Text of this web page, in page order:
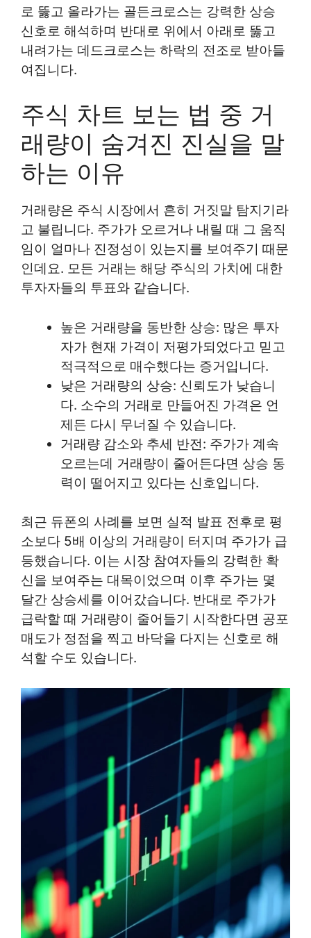
로 뚫고 올라가는 골든크로스는 강력한 상승
신호로 해석하며 반대로 위에서 아래로 뚫고
내려가는 데드크로스는 하락의 전조로 받아들
여집니다.
주식 차트 보는 법 중 거
래량이 숨겨진 진실을 말
하는 이유
거래량은 주식 시장에서 흔히 거짓말 탐지기라
고 불립니다. 주가가 오르거나 내릴 때 그 움직
임이 얼마나 진정성이 있는지를 보여주기 때문
인데요. 모든 거래는 해당 주식의 가치에 대한
투자자들의 투표와 같습니다.
높은 거래량을 동반한 상승: 많은 투자
자가 현재 가격이 저평가되었다고 믿고
적극적으로 매수했다는 증거입니다.
낮은 거래량의 상승: 신뢰도가 낮습니
다. 소수의 거래로 만들어진 가격은 언
제든 다시 무너질 수 있습니다.
거래량 감소와 추세 반전: 주가가 계속
오르는데 거래량이 줄어든다면 상승 동
력이 떨어지고 있다는 신호입니다.
최근 듀폰의 사례를 보면 실적 발표 전후로 평
소보다 5배 이상의 거래량이 터지며 주가가 급
등했습니다. 이는 시장 참여자들의 강력한 확
신을 보여주는 대목이었으며 이후 주가는 몇
달간 상승세를 이어갔습니다. 반대로 주가가
급락할 때 거래량이 줄어들기 시작한다면 공포
매도가 정점을 찍고 바닥을 다지는 신호로 해
석할 수도 있습니다.